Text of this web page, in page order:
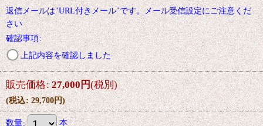
返信メールは"URL付きメール"です。メール受信設定にご注意くだ
さい
確認事項:
上記内容を確認しました
販売価格: 27,000円(税別)
(税込: 29,700円)
数量: 本